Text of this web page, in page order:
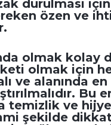
durulması
özen ve
olmak kolay
olmak için
ve alanında en
Bu
temizlik ve
şekilde